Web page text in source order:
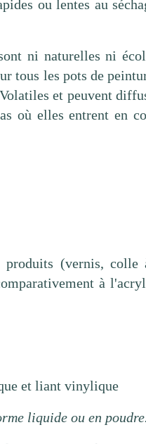
ou lentes au
ni naturelles ni
tous les pots de
et peuvent
où elles entrent en
(vernis, colle
à
liquide ou en poudre.